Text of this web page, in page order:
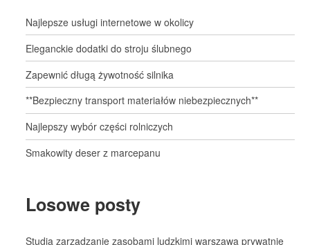
Najlepsze usługi internetowe w okolicy
Eleganckie dodatki do stroju ślubnego
Zapewnić długą żywotność silnika
**Bezpieczny transport materiałów niebezpiecznych**
Najlepszy wybór części rolniczych
Smakowity deser z marcepanu
Losowe posty
Studia zarządzanie zasobami ludzkimi warszawa prywatnie